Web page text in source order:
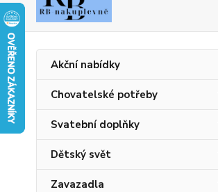
Akční nabídky
Chovatelské potřeby
Svatební doplňky
Dětský svět
Zavazadla